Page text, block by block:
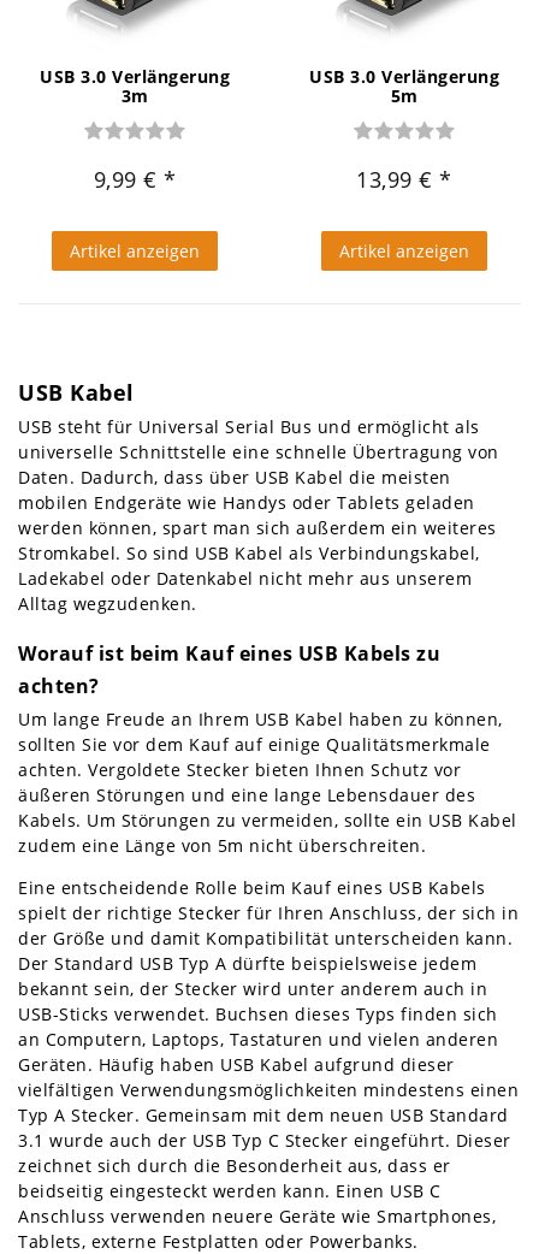
USB 3.0 Verlängerung
3m
9,99 €
Artikel anzeigen
USB 3.0 Verlängerung
5m
13,99 €
Artikel anzeigen
USB Kabel
USB steht für Universal Serial Bus und ermöglicht als
universelle Schnittstelle eine schnelle Übertragung von
Daten. Dadurch, dass über USB Kabel die meisten
mobilen Endgeräte wie Handys oder Tablets geladen
werden können, spart man sich außerdem ein weiteres
Stromkabel. So sind USB Kabel als Verbindungskabel,
Ladekabel oder Datenkabel nicht mehr aus unserem
Alltag wegzudenken.
Worauf ist beim Kauf eines USB Kabels zu
achten?
Um lange Freude an Ihrem USB Kabel haben zu können,
sollten Sie vor dem Kauf auf einige Qualitätsmerkmale
achten. Vergoldete Stecker bieten Ihnen Schutz vor
äußeren Störungen und eine lange Lebensdauer des
Kabels. Um Störungen zu vermeiden, sollte ein USB Kabel
zudem eine Länge von 5m nicht überschreiten.
Eine entscheidende Rolle beim Kauf eines USB Kabels
spielt der richtige Stecker für Ihren Anschluss, der sich in
der Größe und damit Kompatibilität unterscheiden kann.
Der Standard USB Typ A dürfte beispielsweise jedem
bekannt sein, der Stecker wird unter anderem auch in
USB-Sticks verwendet. Buchsen dieses Typs finden sich
an Computern, Laptops, Tastaturen und vielen anderen
Geräten. Häufig haben USB Kabel aufgrund dieser
vielfältigen Verwendungsmöglichkeiten mindestens einen
Typ A Stecker. Gemeinsam mit dem neuen USB Standard
3.1 wurde auch der USB Typ C Stecker eingeführt. Dieser
zeichnet sich durch die Besonderheit aus, dass er
beidseitig eingesteckt werden kann. Einen USB C
Anschluss verwenden neuere Geräte wie Smartphones,
Tablets, externe Festplatten oder Powerbanks.